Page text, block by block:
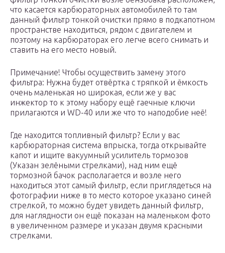
что касается карбюраторных автомобилей то там
данный фильтр тонкой очистки прямо в подкапотном
пространстве находиться, рядом с двигателем и
поэтому на карбюраторах его легче всего снимать и
ставить на его место новый.
Примечание! Чтобы осуществить замену этого
фильтра: Нужна будет отвёртка с тряпкой и ёмкость
очень маленькая но широкая, если же у вас
инжектор то к этому набору ещё гаечные ключи
прилагаются и WD-40 или же что то наподобие неё!
Где находится топливный фильтр? Если у вас
карбюраторная система впрыска, тогда открывайте
капот и ищите вакуумный усилитель тормозов
(Указан зелёными стрелками), над ним ещё
тормозной бачок располагается и возле него
находиться этот самый фильтр, если приглядеться на
фотографии ниже в то место которое указано синей
стрелкой, то можно будет увидеть данный фильтр,
для наглядности он ещё показан на маленьком фото
в увеличенном размере и указан двумя красными
стрелками.